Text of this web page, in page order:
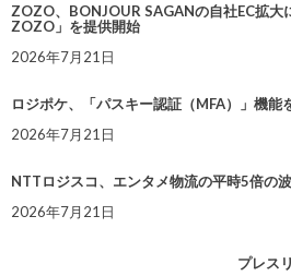
ZOZO、BONJOUR SAGANの自社EC拡
ZOZO」を提供開始
2026年7月21日
ロジポケ、「パスキー認証（MFA）」機能
2026年7月21日
NTTロジスコ、エンタメ物流の平時5倍の
2026年7月21日
プレス